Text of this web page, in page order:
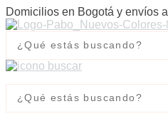
Domicilios en Bogotá y envíos